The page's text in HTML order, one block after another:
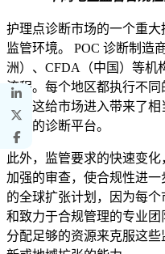
护理点诊断市场的一个重
监管环境。 POC 诊断制造
洲）、CFDA（中国）等机
流程。每个地区都执行不
准，这给市场进入带来了
创新的诊断平台。
此外，监管要求的快速变
加强的审查，使合规性进
的全球扩张计划，因为每
和致力于合规管理的专业
分配足够的资源来克服这